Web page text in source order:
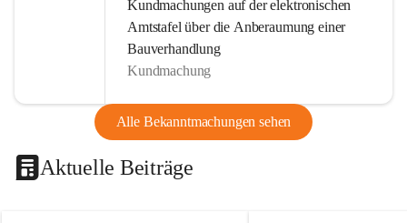
Kundmachungen auf der elektronischen
Amtstafel über die Anberaumung einer
Bauverhandlung
Kundmachung
Alle Bekanntmachungen sehen
Aktuelle Beiträge